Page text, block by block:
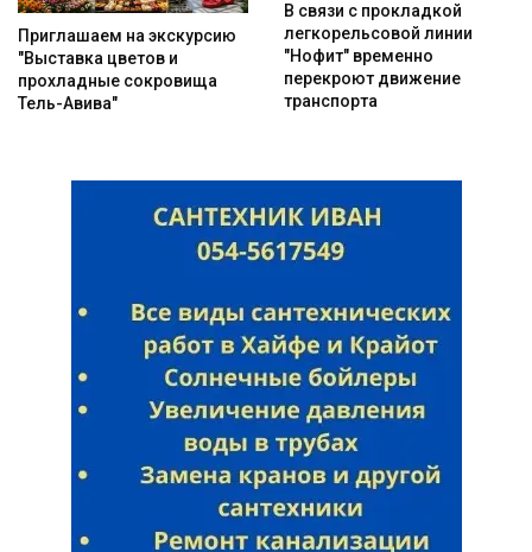
Приглашаем на экскурсию
"Выставка цветов и
прохладные сокровища
Тель-Авива"
В связи с прокладкой
легкорельсовой линии
"Нофит" временно
перекроют движение
транспорта